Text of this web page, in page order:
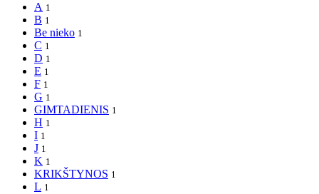
A 1
B 1
Be nieko 1
C 1
D 1
E 1
F 1
G 1
GIMTADIENIS 1
H 1
I 1
J 1
K 1
KRIKŠTYNOS 1
L 1